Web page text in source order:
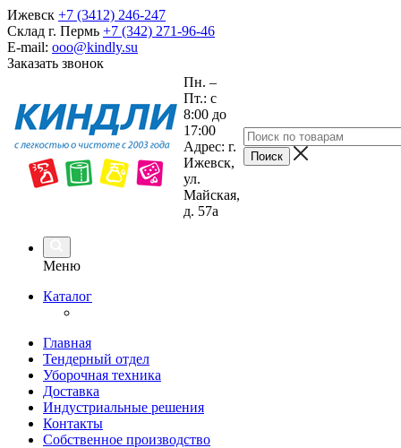
Ижевск +7 (3412) 246-247
Склад г. Пермь +7 (342) 271-96-46
E-mail: ooo@kindly.su
Заказать звонок
Пн. –
Пт.: с
8:00 до
17:00
Адрес: г.
Ижевск,
ул.
Майская,
д. 57а
Меню
Каталог
Главная
Тендерный отдел
Уборочная техника
Доставка
Индустриальные решения
Контакты
Собственное производство